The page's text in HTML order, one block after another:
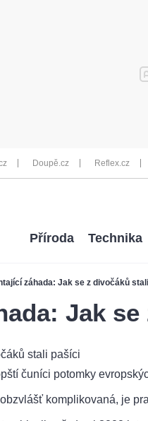
Doupě.cz Reflex.cz
záhada: Jak se z divočáků
Příroda Technika
Jak